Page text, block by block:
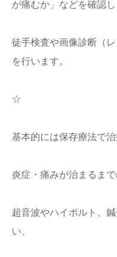
が痛むか」などを確認し
徒手検査や画像診断（
を行います。
☆
基本的には保存療法で治
炎症・痛みが治まるま
超音波やハイボルト、
い、